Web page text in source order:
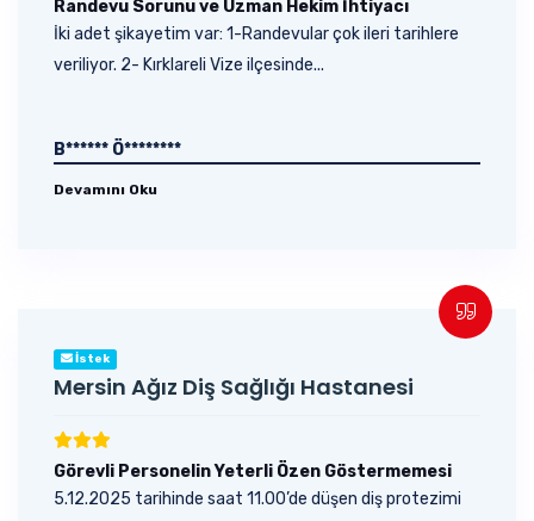
Randevu Sorunu ve Uzman Hekim İhtiyacı
İki adet şikayetim var: 1-Randevular çok ileri tarihlere
veriliyor. 2- Kırklareli Vize ilçesinde...
B****** Ö********
Devamını Oku
İstek
Mersin Ağız Diş Sağlığı Hastanesi
Görevli Personelin Yeterli Özen Göstermemesi
5.12.2025 tarihinde saat 11.00’de düşen diş protezimi